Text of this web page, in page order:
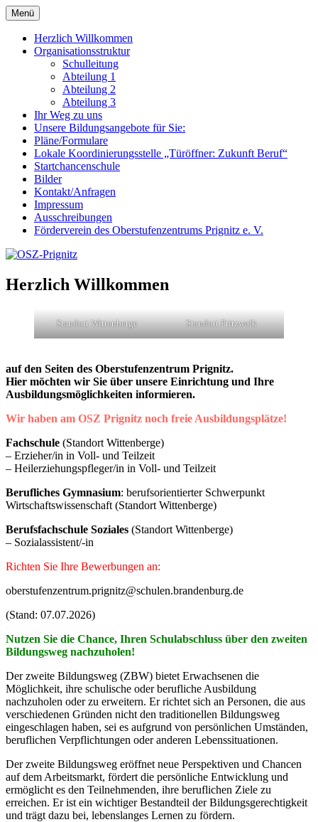
Zum
Inhalt
springen
OSZ-Prignitz
Oberstufenzentrum des Landkreises Prignitz
Menü
Herzlich Willkommen
Organisationsstruktur
Schulleitung
Abteilung 1
Abteilung 2
Abteilung 3
Ihr Weg zu uns
Unsere Bildungsangebote für Sie:
Pläne/Formulare
Lokale Koordinierungsstelle „Türöffner: Zukunft Beruf“
Startchancenschule
Bilder
Kontakt/Anfragen
Impressum
Ausschreibungen
Förderverein des Oberstufenzentrums Prignitz e. V.
Herzlich Willkommen
Standort Wittenberge Standort Pritzwalk
auf den Seiten des Oberstufenzentrum Prignitz.
Hier möchten wir Sie über unsere Einrichtung und Ihre
Ausbildungsmöglichkeiten informieren.
Wir haben am OSZ Prignitz noch freie Ausbildungsplätze!
Fachschule (Standort Wittenberge)
– Erzieher/in in Voll- und Teilzeit
– Heilerziehungspfleger/in in Voll- und Teilzeit
Berufliches Gymnasium: berufsorientierter Schwerpunkt
Wirtschaftswissenschaft (Standort Wittenberge)
Berufsfachschule Soziales (Standort Wittenberge)
– Sozialassistent/-in
Richten Sie Ihre Bewerbungen an:
oberstufenzentrum.prignitz@schulen.brandenburg.de
(Stand: 07.07.2026)
Nutzen Sie die Chance, Ihren Schulabschluss über den zweiten
Bildungsweg nachzuholen!
Der zweite Bildungsweg (ZBW) bietet Erwachsenen die
Möglichkeit, ihre schulische oder berufliche Ausbildung
nachzuholen oder zu erweitern. Er richtet sich an Personen, die aus
verschiedenen Gründen nicht den traditionellen Bildungsweg
eingeschlagen haben, sei es aufgrund von persönlichen Umständen,
beruflichen Verpflichtungen oder anderen Lebenssituationen.
Der zweite Bildungsweg eröffnet neue Perspektiven und Chancen
auf dem Arbeitsmarkt, fördert die persönliche Entwicklung und
ermöglicht es den Teilnehmenden, ihre beruflichen Ziele zu
erreichen. Er ist ein wichtiger Bestandteil der Bildungsgerechtigkeit
und trägt dazu bei, lebenslanges Lernen zu fördern.